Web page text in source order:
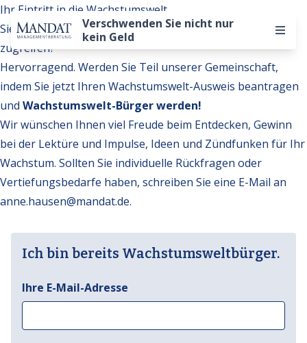
Verschwenden Sie nicht nur
kein Geld
Ihr Eintritt in die Wachstumswelt
Sie möchten auf weitere Inhalte der Wachstumswelt
zugreifen?
Hervorragend. Werden Sie Teil unserer Gemeinschaft,
indem Sie jetzt Ihren Wachstumswelt-Ausweis beantragen
und Wachstumswelt-Bürger werden!
Wir wünschen Ihnen viel Freude beim Entdecken, Gewinn
bei der Lektüre und Impulse, Ideen und Zündfunken für Ihr
Wachstum. Sollten Sie individuelle Rückfragen oder
Vertiefungsbedarfe haben, schreiben Sie eine E-Mail an
anne.hausen@mandat.de.
Ich bin bereits Wachstumsweltbürger.
Ihre E-Mail-Adresse